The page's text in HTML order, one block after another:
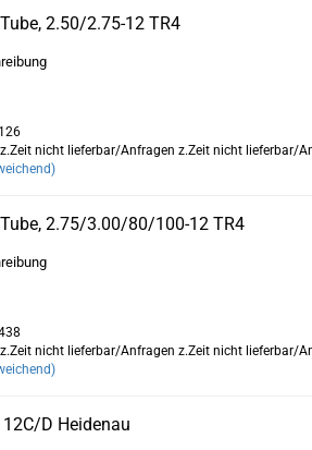
2.50/2.75-12 TR4
z.Zeit nicht lieferbar/
2.75/3.00/80/100-12 TR4
z.Zeit nicht lieferbar/
D Heidenau